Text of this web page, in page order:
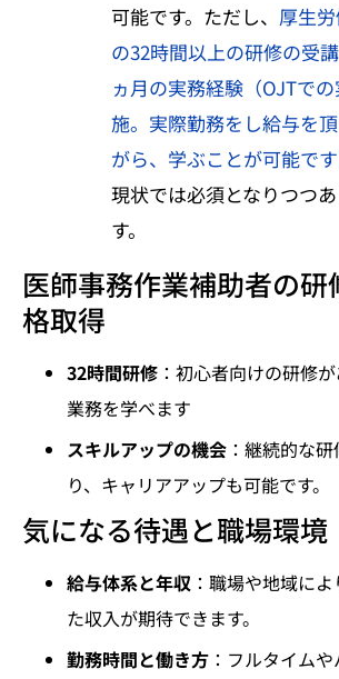
可能です。ただし、 厚生
の32時間以上の研修の受
ヵ月の実務経験（OJTでの
施。実際勤務をし給与を
がら、学ぶことが可能です
現状では必須となりつつ
す。
医師事務作業補助者の研
格取得
32時間研修 ：初心者向けの研修
業務を学べます
スキルアップの機会 ：継続的な
り、キャリアアップも可能です。
気になる待遇と職場環境
給与体系と年収 ：職場や地域に
た収入が期待できます。
勤務時間と働き方 ：フルタイム